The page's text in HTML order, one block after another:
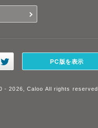
PC版を表示
- 2026, Caloo All rights reserved.